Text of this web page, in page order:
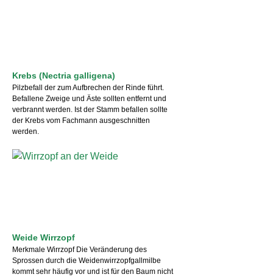
Krebs (Nectria galligena)
Pilzbefall der zum Aufbrechen der Rinde führt.
Befallene Zweige und Äste sollten entfernt und
verbrannt werden. Ist der Stamm befallen sollte
der Krebs vom Fachmann ausgeschnitten
werden.
Weide Wirrzopf
Merkmale Wirrzopf Die Veränderung des
Sprossen durch die Weidenwirrzopfgallmilbe
kommt sehr häufig vor und ist für den Baum nicht